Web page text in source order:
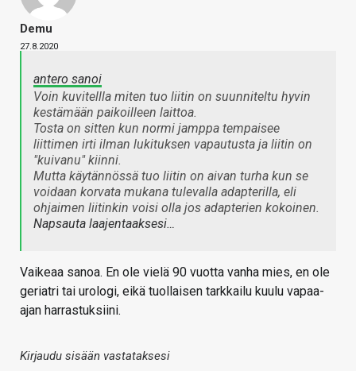
Demu
27.8.2020
antero sanoi
Voin kuvitellla miten tuo liitin on suunniteltu hyvin
kestämään paikoilleen laittoa.
Tosta on sitten kun normi jamppa tempaisee
liittimen irti ilman lukituksen vapautusta ja liitin on
"kuivanu" kiinni.
Mutta käytännössä tuo liitin on aivan turha kun se
voidaan korvata mukana tulevalla adapterilla, eli
ohjaimen liitinkin voisi olla jos adapterien kokoinen.
Napsauta laajentaaksesi…
Vaikeaa sanoa. En ole vielä 90 vuotta vanha mies, en ole
geriatri tai urologi, eikä tuollaisen tarkkailu kuulu vapaa-
ajan harrastuksiini.
Kirjaudu sisään vastataksesi